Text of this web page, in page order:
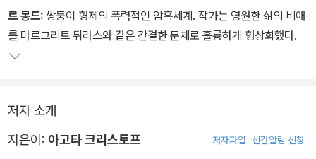
되지 않는다. 절대적인, 영원의 차원까지 깊게 파고들어가는 것이다.
작가의 소리는 저 깊은 곳으로부터 울려오고 있다.
르 몽드: 쌍둥이 형제의 폭력적인 암흑세계. 작가는 영원한 삶의 비애
를 마르그리트 뒤라스와 같은 간결한 문체로 훌륭하게 형상화했다.
저자 소개
지은이: 아고타 크리스토프 저자파일 신간알림 신청